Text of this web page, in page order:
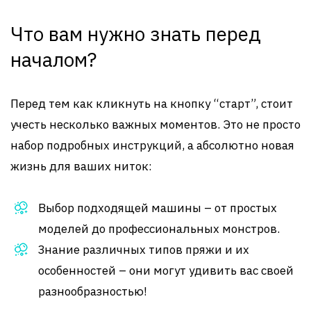
Что вам нужно знать перед
началом?
Перед тем как кликнуть на кнопку “старт”, стоит
учесть несколько важных моментов. Это не просто
набор подробных инструкций, а абсолютно новая
жизнь для ваших ниток:
Выбор подходящей машины – от простых
моделей до профессиональных монстров.
Знание различных типов пряжи и их
особенностей – они могут удивить вас своей
разнообразностью!